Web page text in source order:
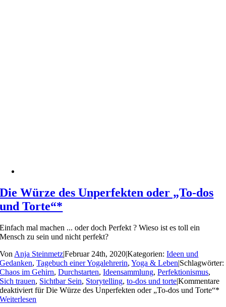
Die Würze des Unperfekten oder „To-dos
und Torte“*
Einfach mal machen ... oder doch Perfekt ? Wieso ist es toll ein
Mensch zu sein und nicht perfekt?
Von Anja Steinmetz|Februar 24th, 2020|Kategorien:Ideen und
Gedanken,Tagebuch einer Yogalehrerin,Yoga & Leben|Schlagwörter:
Chaos im Gehirn,Durchstarten,Ideensammlung,Perfektionismus,
Sich trauen, Sichtbar Sein, Storytelling,to-dos und torte|Kommentare
deaktiviert für Die Würze des Unperfekten oder „To-dos und Torte“*
Weiterlesen